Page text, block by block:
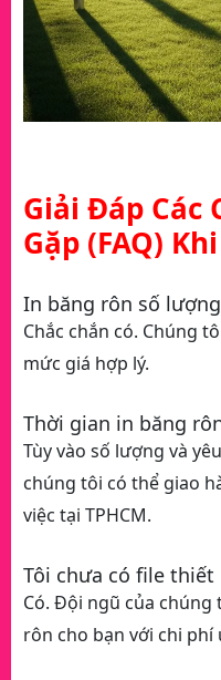
Giải Đáp Các
Gặp (FAQ)
In băng rôn số
Chắc chắn có. Chúng
mức giá hợp lý.
Thời gian in băng
Tùy vào số lượng và
chúng tôi có thể giao
việc tại TPHCM.
Tôi chưa có file
Có. Đội ngũ của
rôn cho bạn với chi phí